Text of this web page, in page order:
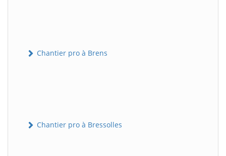
Chantier pro à Brens
Chantier pro à Bressolles